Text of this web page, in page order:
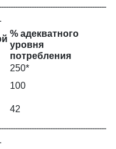
% адекватного
уровня
потребления
250*
100
42